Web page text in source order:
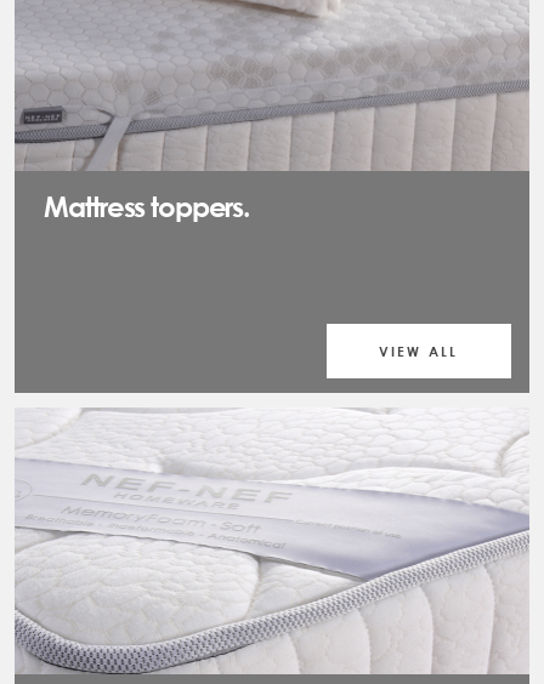
Mattress toppers.
VIEW ALL